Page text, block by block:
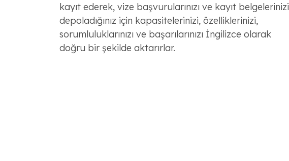
kayıt ederek, vize başvurularınızı ve kayıt belgelerinizi
depoladığınız için kapasitelerinizi, özelliklerinizi,
sorumluluklarınızı ve başarılarınızı İngilizce olarak
doğru bir şekilde aktarırlar.